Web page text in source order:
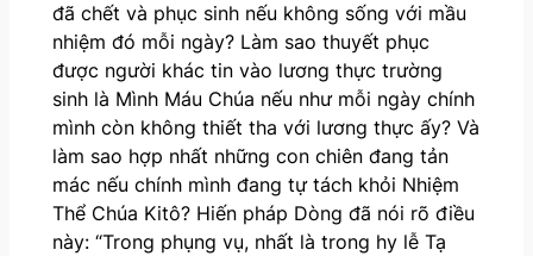
đã chết và phục sinh nếu không sống với mầu
nhiệm đó mỗi ngày? Làm sao thuyết phục
được người khác tin vào lương thực trường
sinh là Mình Máu Chúa nếu như mỗi ngày chính
mình còn không thiết tha với lương thực ấy? Và
làm sao hợp nhất những con chiên đang tản
mác nếu chính mình đang tự tách khỏi Nhiệm
Thể Chúa Kitô? Hiến pháp Dòng đã nói rõ điều
này: “Trong phụng vụ, nhất là trong hy lễ Tạ